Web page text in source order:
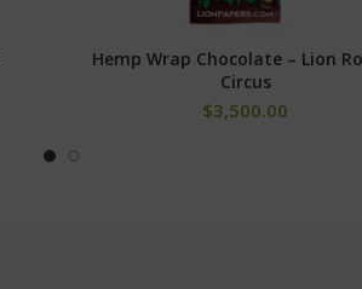
AÑADIR AL CARRITO
Hemp Wrap Chocolate – Lion
Circus
$3,500.00